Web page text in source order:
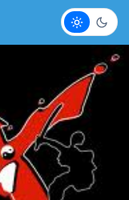
Claro